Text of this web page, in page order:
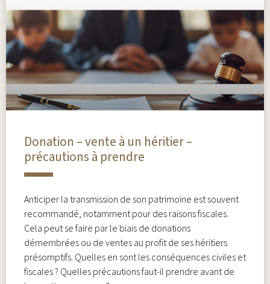
Donation – vente à un héritier –
précautions à prendre
Anticiper la transmission de son patrimoine est souvent
recommandé, notamment pour des raisons fiscales.
Cela peut se faire par le biais de donations
démembrées ou de ventes au profit de ses héritiers
présomptifs. Quelles en sont les conséquences civiles et
fiscales ? Quelles précautions faut-il prendre avant de